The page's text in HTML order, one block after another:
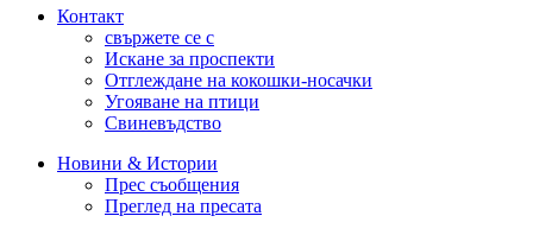
Контакт
свържете се с
Искане за проспекти
Отглеждане на кокошки-носачки
Угояване на птици
Свиневъдство
Новини & Истории
Прес съобщения
Преглед на пресата